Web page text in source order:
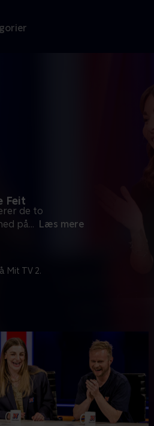
Feit
de to
på... Læs mere
Mit TV 2.